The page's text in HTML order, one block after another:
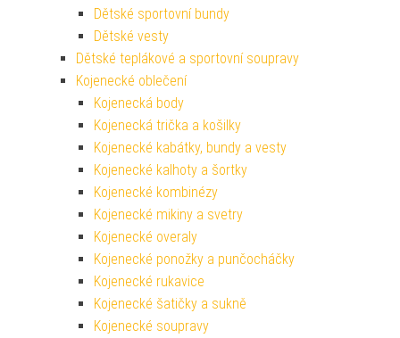
Dětské sportovní bundy
Dětské vesty
Dětské teplákové a sportovní soupravy
Kojenecké oblečení
Kojenecká body
Kojenecká trička a košilky
Kojenecké kabátky, bundy a vesty
Kojenecké kalhoty a šortky
Kojenecké kombinézy
Kojenecké mikiny a svetry
Kojenecké overaly
Kojenecké ponožky a punčocháčky
Kojenecké rukavice
Kojenecké šatičky a sukně
Kojenecké soupravy